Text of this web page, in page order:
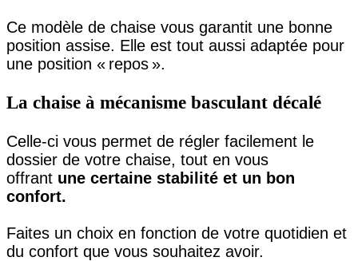
Ce modèle de chaise vous garantit une bonne
position assise. Elle est tout aussi adaptée pour
une position « repos ».
La chaise à mécanisme basculant décalé
Celle-ci vous permet de régler facilement le
dossier de votre chaise, tout en vous
offrant une certaine stabilité et un bon
confort.
Faites un choix en fonction de votre quotidien et
du confort que vous souhaitez avoir.